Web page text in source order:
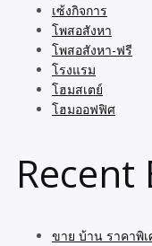
เซ้งกิจการ
โพสอสังหา
โพสอสังหา-ฟรี
โรงแรม
โฮมสเตย์
โฮมออฟฟิศ
Recent
ขาย บ้าน ราคาพิ